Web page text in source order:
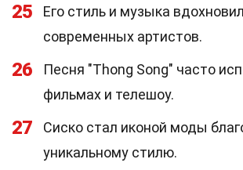
25
Его стиль и музыка
современных артистов.
26
Песня "Thong Song" часто
фильмах и телешоу.
27
Сиско стал иконой моды
уникальному стилю.